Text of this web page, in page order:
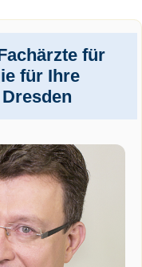
für
für Ihre